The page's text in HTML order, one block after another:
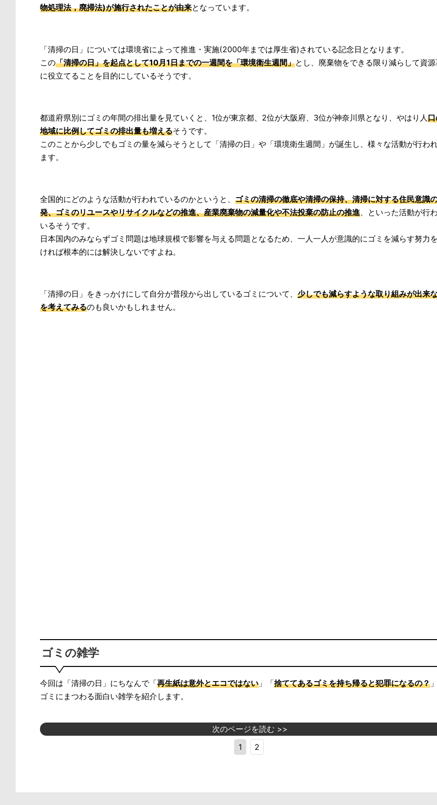
物処理法，廃掃法)が施行されたことが由来となっています。
「清掃の日」については環境省によって推進・実施(2000年までは厚生省)されている記念日となります。
この「清掃の日」を起点として10月1日までの一週間を「環境衛生週間」とし、廃棄物をできる限り減らして資
に役立てることを目的にしているそうです。
都道府県別にゴミの年間の排出量を見ていくと、1位が東京都、2位が大阪府、3位が神奈川県となり、やはり人
地域に比例してゴミの排出量も増えるそうです。
このことから少しでもゴミの量を減らそうとして「清掃の日」や「環境衛生週間」が誕生し、様々な活動が行わ
ます。
全国的にどのような活動が行われているのかというと、 ゴミの清掃の徹底や清掃の保持、清掃に対する住民意識
発、ゴミのリユースやリサイクルなどの推進、産業廃棄物の減量化や不法投棄の防止の推進、といった活動が行
いるそうです。
日本国内のみならずゴミ問題は地球規模で影響を与える問題となるため、一人一人が意識的にゴミを減らす努力
ければ根本的には解決しないですよね。
「清掃の日」をきっかけにして自分が普段から出しているゴミについて、 少しでも減らすような取り組みが出来
を考えてみるのも良いかもしれません。
ゴミの雑学
今回は「清掃の日」にちなんで「再生紙は意外とエコではない 」「捨ててあるゴミを持ち帰ると犯罪になるの？
ゴミにまつわる面白い雑学を紹介します。
次のページを読む >>
1
2